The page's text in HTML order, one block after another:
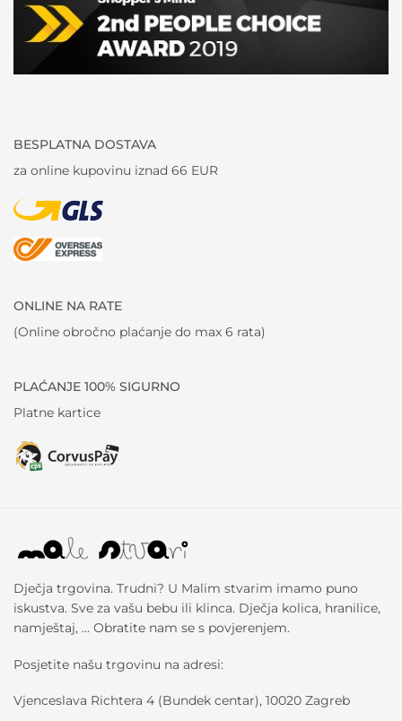
BESPLATNA DOSTAVA
za online kupovinu iznad 66 EUR
ONLINE NA RATE
(Online obročno plaćanje do max 6 rata)
PLAĆANJE 100% SIGURNO
Platne kartice
Dječja trgovina. Trudni? U Malim stvarim imamo puno
iskustva. Sve za vašu bebu ili klinca. Dječja kolica, hranilice,
namještaj, … Obratite nam se s povjerenjem.
Posjetite našu trgovinu na adresi:
Vjenceslava Richtera 4 (Bundek centar), 10020 Zagreb